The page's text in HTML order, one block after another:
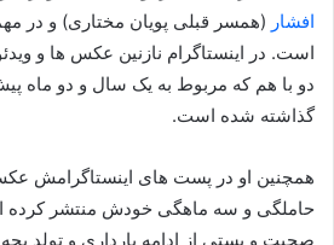
افشار (همسر قبلی پویان مختاری) و در
است. در اینستاگرام نازنین عکس ها و
دو با هم که مربوط به یک سال و دو ماه
گذاشته شده است.
همچنین او در پست های اینستاگرامش عکس
حاملگی و سه ماهگی خودش منتشر کرده
صحبت و پستی از ادامه بارداری و تولد